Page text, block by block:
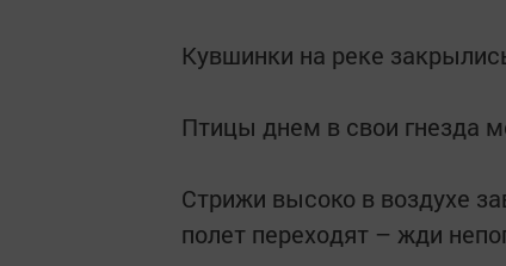
Кувшинки на реке
Птицы днем в свои гнезда
Стрижи высоко в воздухе
полет переходят – жди